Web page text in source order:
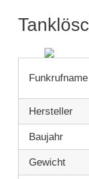
Funkrufname
Hersteller
Baujahr
Gewicht